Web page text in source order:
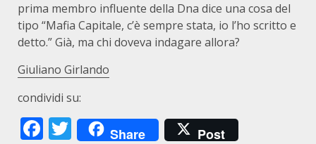
prima membro influente della Dna dice una cosa del
tipo “Mafia Capitale, c’è sempre stata, io l’ho scritto e
detto.” Già, ma chi doveva indagare allora?
Giuliano Girlando
condividi su:
Facebook
Twitter
Share Post